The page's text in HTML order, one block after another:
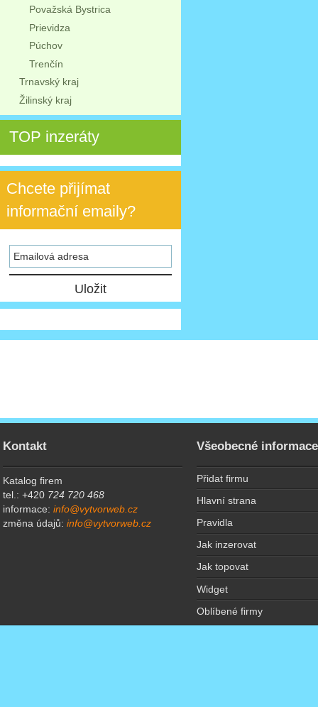
Považská Bystrica
Prievidza
Púchov
Trenčín
Trnavský kraj
Žilinský kraj
TOP inzeráty
Chcete přijímat
informační emaily?
Kontakt
Katalog firem
tel.: +420 724 720 468
informace:info@vytvorweb.cz
změna údajů:info@vytvorweb.cz
Všeobecné informace
Přidat firmu
Hlavní strana
Pravidla
Jak inzerovat
Jak topovat
Widget
Oblíbené firmy